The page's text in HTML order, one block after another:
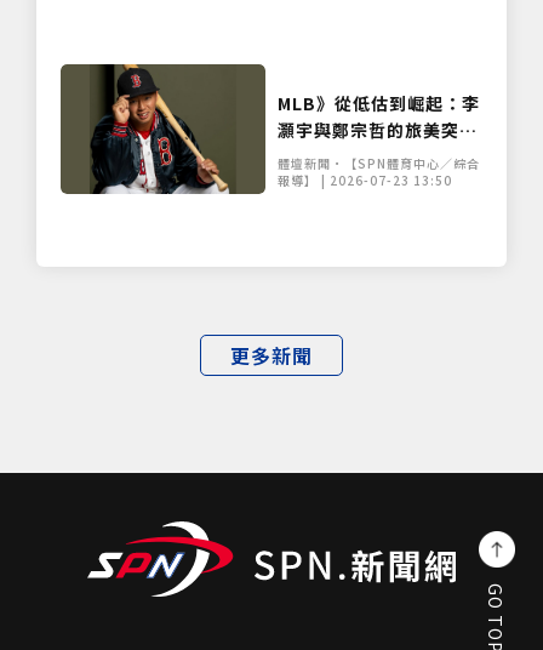
更多新聞
MLB》從低估到崛起：李
灝宇與鄭宗哲的旅美突破
之路
體壇新聞•【SPN體育中心／綜合
報導】 | 2026-07-23 13:50
GO TOP